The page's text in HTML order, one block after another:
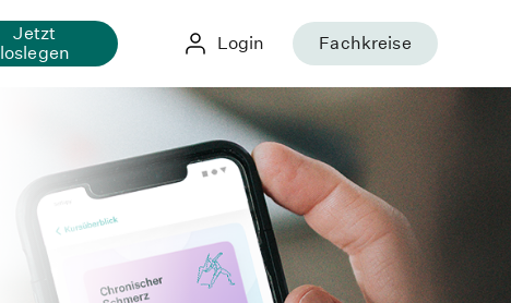
Jetzt
loslegen
Fachkreise
Login